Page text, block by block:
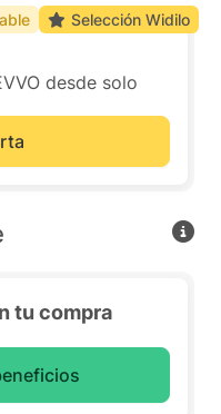
desde solo
Selección Widilo
tu compra